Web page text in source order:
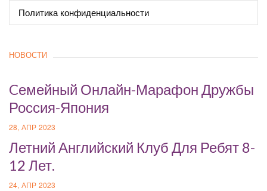
Политика конфиденциальности
НОВОСТИ
Cемейный Онлайн-Марафон Дружбы
Россия-Япония
28, АПР 2023
Летний Английский Клуб Для Ребят 8-
12 Лет.
24, АПР 2023